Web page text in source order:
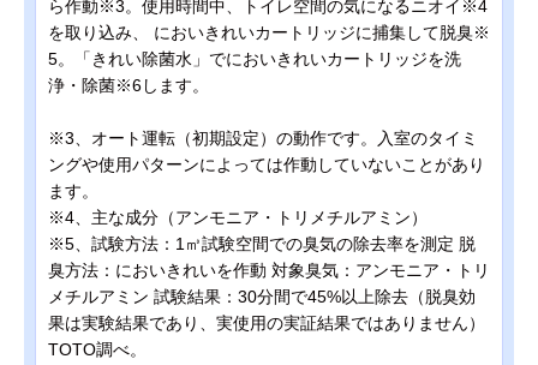
ら作動※3。使用時間中、トイレ空間の気になるニオイ※4
を取り込み、 においきれいカートリッジに捕集して脱臭※
5。「きれい除菌水」でにおいきれいカートリッジを洗
浄・除菌※6します。
※3、オート運転（初期設定）の動作です。入室のタイミ
ングや使用パターンによっては作動していないことがあり
ます。
※4、主な成分（アンモニア・トリメチルアミン）
※5、試験方法：1㎥試験空間での臭気の除去率を測定 脱
臭方法：においきれいを作動 対象臭気：アンモニア・トリ
メチルアミン 試験結果：30分間で45%以上除去（脱臭効
果は実験結果であり、実使用の実証結果ではありません）
TOTO調べ。